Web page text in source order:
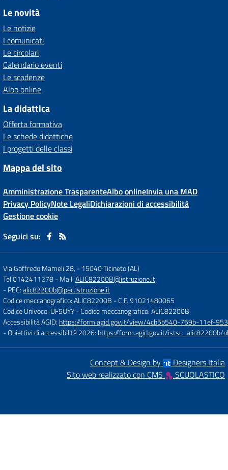
Le novità
Le notizie
I comunicati
Le circolari
Calendario eventi
Le scadenze
Albo online
La didattica
Offerta formativa
Le schede didattiche
I progetti delle classi
Mappa del sito
Amministrazione TrasparenteAlbo onlineInvia una MAD
Privacy PolicyNote LegaliDichiarazioni di accessibilità
Gestione cookie
Seguici su:
Via Goffredo Mameli 28, -15040 Ticineto (AL)
Tel 0142411278- Mail:ALIC82200B@istruzione.it
- PEC:alic82200b@pec.istruzione.it
Codice meccanografico: ALIC82200B - C.F. 91021480065
Codice Univoco: UF5OYY- Codice meccanografico: ALIC82200B
Accessibilità AGID: https://form.agid.gov.it/view/4cb5b540-769b-11ef-
- Obiettivi di accessibilità 2026: https://form.agid.gov.it/
Concept & Design by
Designers Italia
Sito web realizzato con CMS
SCUOLASTICO